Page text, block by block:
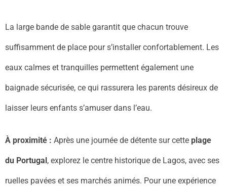
La large bande de sable garantit que chacun trouve
suffisamment de place pour s’installer confortablement. Les
eaux calmes et tranquilles permettent également une
baignade sécurisée, ce qui rassurera les parents désireux de
laisser leurs enfants s’amuser dans l’eau.
À proximité : Après une journée de détente sur cette plage
du Portugal, explorez le centre historique de Lagos, avec ses
ruelles pavées et ses marchés animés. Pour une expérience